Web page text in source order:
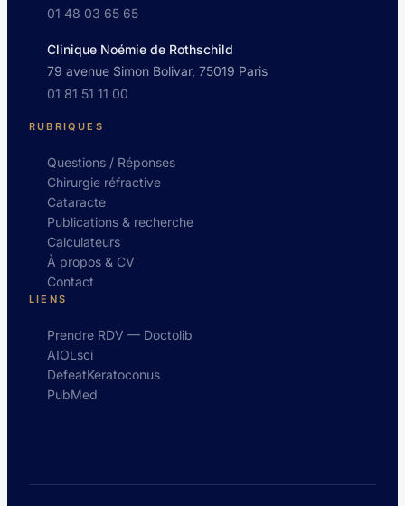
01 48 03 65 65
Clinique Noémie de Rothschild
79 avenue Simon Bolivar, 75019 Paris
01 81 51 11 00
RUBRIQUES
Questions / Réponses
Chirurgie réfractive
Cataracte
Publications & recherche
Calculateurs
À propos & CV
Contact
LIENS
Prendre RDV — Doctolib
AIOLsci
DefeatKeratoconus
PubMed